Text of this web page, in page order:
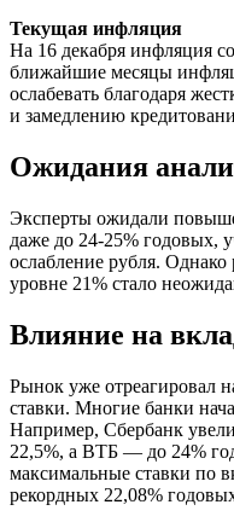
Текущая инфляция
На 16 декабря инфляция
ближайшие месяцы
ослабевать благодаря
и замедлению
Ожидания
Эксперты ожидали
даже до 24-25% годовых,
ослабление рубля.
уровне 21% стало
Влияние на
Рынок уже отреагировал
ставки. Многие банки
Например, Сбербанк
22,5%, а ВТБ — до 24%
максимальные ставки по
рекордных 22,08%